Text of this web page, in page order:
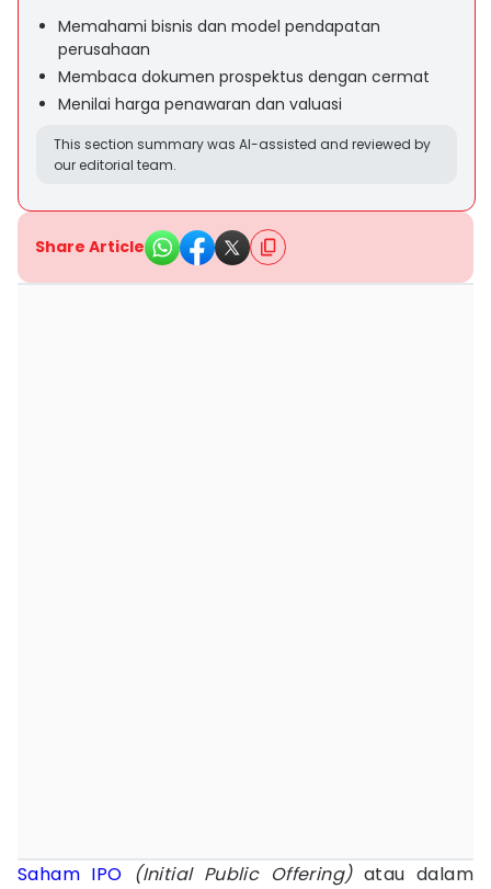
Memahami bisnis dan model pendapatan
perusahaan
Membaca dokumen prospektus dengan cermat
Menilai harga penawaran dan valuasi
This section summary was AI-assisted and reviewed by
our editorial team.
Share Article
Saham IPO (Initial Public Offering) atau dalam